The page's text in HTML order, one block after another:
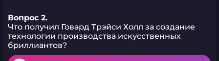
Вопрос 2.
Что получил Говард Трэйси Холл за создание
технологии производства искусственных
бриллиантов?